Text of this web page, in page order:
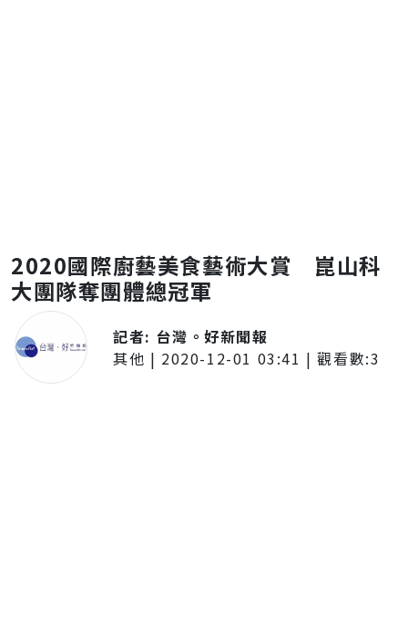
2020國際廚藝美食藝術大賞 崑山科
大團隊奪團體總冠軍
記者: 台灣。好新聞報
其他 | 2020-12-01 03:41 | 觀看數:3